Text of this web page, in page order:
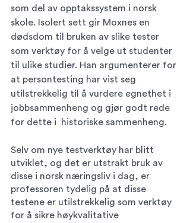
som del av opptakssystem i norsk
skole. Isolert sett gir Moxnes en
dødsdom til bruken av slike tester
som verktøy for å velge ut studenter
til ulike studier. Han argumenterer for
at persontesting har vist seg
utilstrekkelig til å vurdere egnethet i
jobbsammenheng og gjør godt rede
for dette i  historiske sammenheng.
Selv om nye testverktøy har blitt
utviklet, og det er utstrakt bruk av
disse i norsk næringsliv i dag, er
professoren tydelig på at disse
testene er utilstrekkelig som verktøy
for å sikre høykvalitative